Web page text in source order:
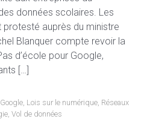
données scolaires. Les
protesté auprès du ministre
Blanquer compte revoir la
d’école pour Google,
[…]
Google, Lois sur le numérique, Réseaux
, Vol de données